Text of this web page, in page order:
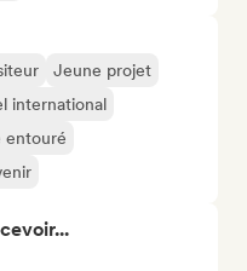
Jeune projet
international
entouré